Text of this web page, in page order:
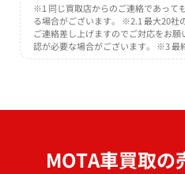
※1 同じ買取店からのご連絡であって
る場合がございます。 ※2.1 最大20社
ご連絡差し上げますのでご対応をお
認が必要な場合がございます。 ※3 最
MOTA車買取の